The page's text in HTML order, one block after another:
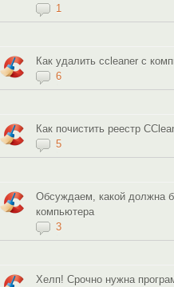
1
Как удалить ccleaner с
6
Как почистить реестр
5
Обсуждаем, какой должна
компьютера
3
Хелп! Срочно нужна